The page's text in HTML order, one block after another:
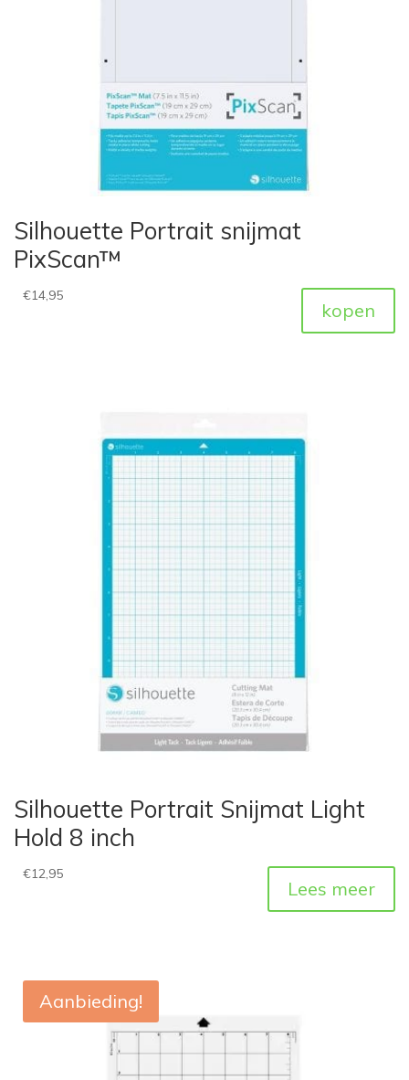
Silhouette Portrait snijmat
PixScan™
€14,95
kopen
Silhouette Portrait Snijmat Light
Hold 8 inch
€12,95
Lees meer
Aanbieding!